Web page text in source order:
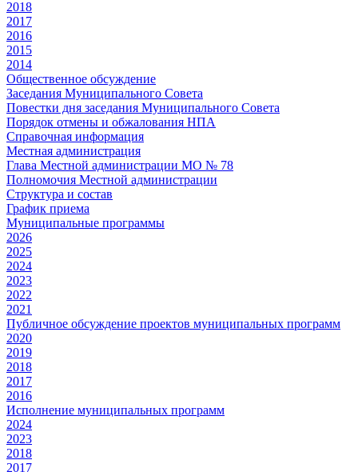
2018
2017
2016
2015
2014
Общественное обсуждение
Заседания Муниципального Совета
Повестки дня заседания Муниципального Совета
Порядок отмены и обжалования НПА
Справочная информация
Местная администрация
Глава Местной администрации МО № 78
Полномочия Местной администрации
Cтруктура и состав
График приема
Муниципальные программы
2026
2025
2024
2023
2022
2021
Публичное обсуждение проектов муниципальных программ
2020
2019
2018
2017
2016
Исполнение муниципальных программ
2024
2023
2018
2017